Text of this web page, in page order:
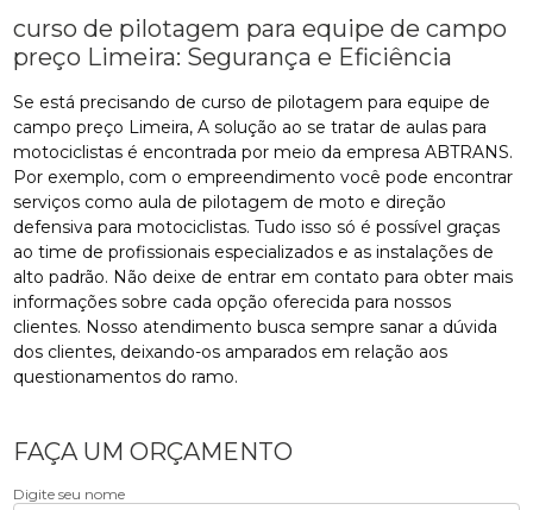
curso de pilotagem para equipe de campo
preço Limeira: Segurança e Eficiência
Se está precisando de curso de pilotagem para equipe de
campo preço Limeira, A solução ao se tratar de aulas para
motociclistas é encontrada por meio da empresa ABTRANS.
Por exemplo, com o empreendimento você pode encontrar
serviços como aula de pilotagem de moto e direção
defensiva para motociclistas. Tudo isso só é possível graças
ao time de profissionais especializados e as instalações de
alto padrão. Não deixe de entrar em contato para obter mais
informações sobre cada opção oferecida para nossos
clientes. Nosso atendimento busca sempre sanar a dúvida
dos clientes, deixando-os amparados em relação aos
questionamentos do ramo.
FAÇA UM ORÇAMENTO
Digite seu nome